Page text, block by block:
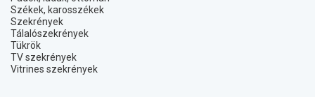
Székek, karosszékek
Szekrények
Tálalószekrények
Tükrök
TV szekrények
Vitrines szekrények